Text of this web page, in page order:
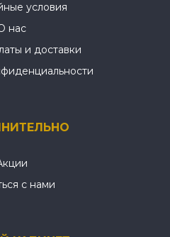
условия
нас
и доставки
с нами